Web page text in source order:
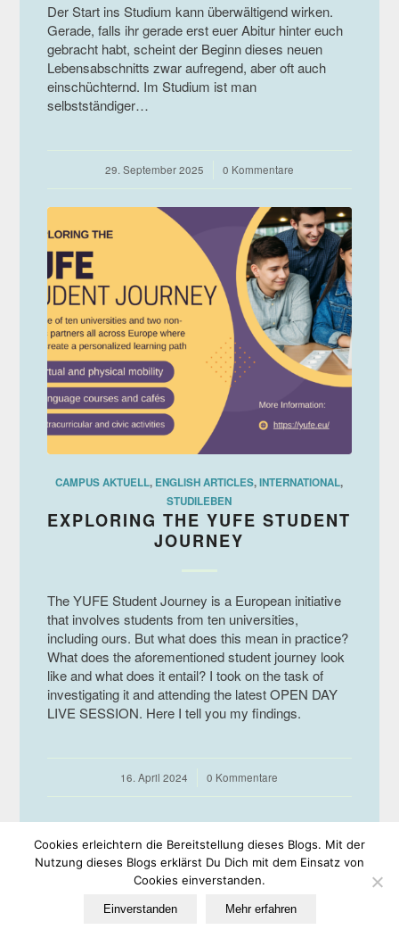
Der Start ins Studium kann überwältigend wirken.
Gerade, falls ihr gerade erst euer Abitur hinter euch
gebracht habt, scheint der Beginn dieses neuen
Lebensabschnitts zwar aufregend, aber oft auch
einschüchternd. Im Studium ist man
selbstständiger…
29. September 2025
/ 0 Kommentare
CAMPUS AKTUELL, ENGLISH ARTICLES,INTERNATIONAL,
STUDILEBEN
EXPLORING THE YUFE STUDENT
JOURNEY
The YUFE Student Journey is a European initiative
that involves students from ten universities,
including ours. But what does this mean in practice?
What does the aforementioned student journey look
like and what does it entail? I took on the task of
investigating it and attending the latest OPEN DAY
LIVE SESSION. Here I tell you my findings.
16. April 2024
/ 0 Kommentare
Cookies erleichtern die Bereitstellung dieses Blogs. Mit der
Nutzung dieses Blogs erklärst Du Dich mit dem Einsatz von
Cookies einverstanden.
Einverstanden Mehr erfahren